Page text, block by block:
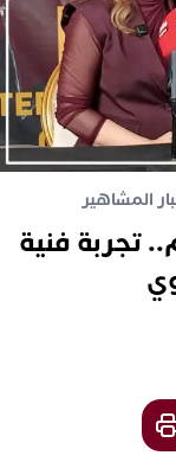
المشاهير
تجربة فنية